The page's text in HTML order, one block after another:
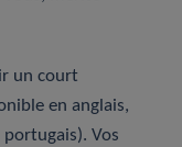
un court
en anglais,
Vos